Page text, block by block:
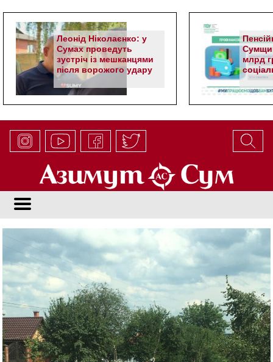
Леонід Ніколаєнко: у
Сумах проведуть
зустріч із мешканцями
після ворожого удару
млрд